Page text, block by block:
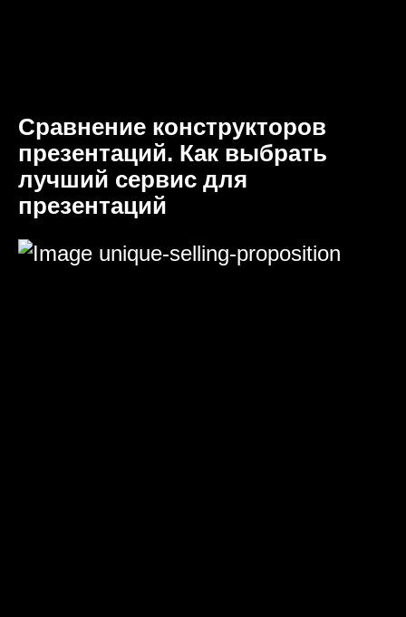
Сравнение конструкторов
презентаций. Как выбрать
лучший сервис для
презентаций